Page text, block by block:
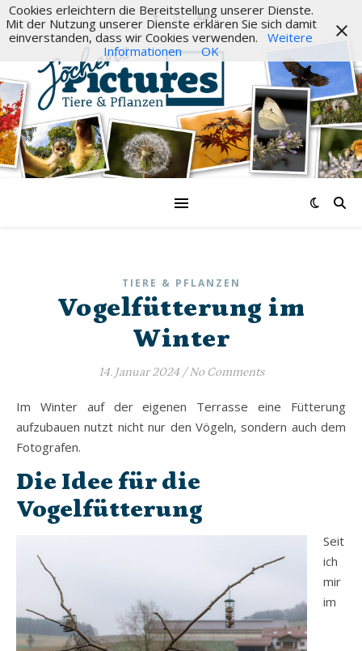
TIERE & PFLANZEN
Vogelfütterung im
Winter
14. Januar 2024 / No Comments
Im Winter auf der eigenen Terrasse eine Fütterung
aufzubauen nutzt nicht nur den Vögeln, sondern auch dem
Fotografen.
Die Idee für die
Vogelfütterung
Seit
ich
mir
im
Cookies erleichtern die Bereitstellung unserer Dienste.
Mit der Nutzung unserer Dienste erklären Sie sich damit
einverstanden, dass wir Cookies verwenden.
Weitere
Informationen
OK